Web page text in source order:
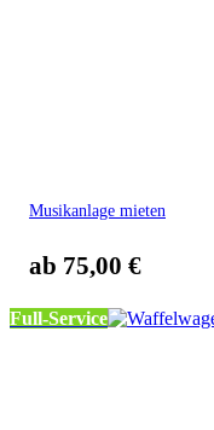
Musikanlage mieten
ab 75,00 €
Full-Service